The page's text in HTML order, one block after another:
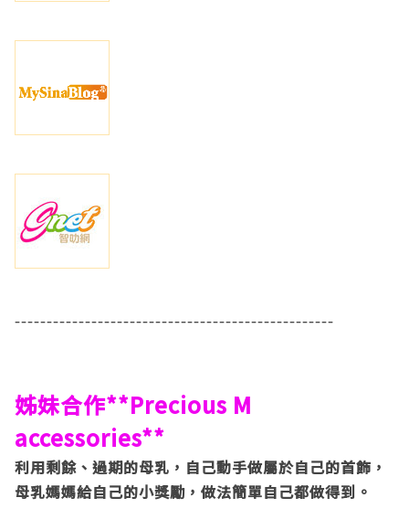
--------------------------------------------------
姊妹合作**Precious M
accessories**
利用剩餘、過期的母乳，自己動手做屬於自己的首飾，
母乳媽媽給自己的小獎勵，做法簡單自己都做得到。